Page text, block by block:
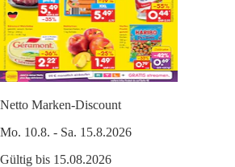
Netto Marken-Discount
Mo. 10.8. - Sa. 15.8.2026
Gültig bis 15.08.2026